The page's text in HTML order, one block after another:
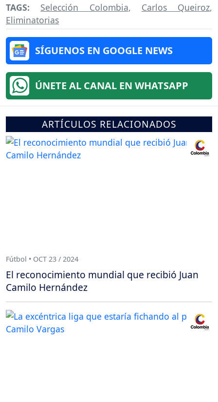
TAGS: Selección Colombia, Carlos Queiroz,
Eliminatorias
SÍGUENOS EN GOOGLE NEWS
ÚNETE AL CANAL EN WHATSAPP
ARTÍCULOS RELACIONADOS
Fútbol • OCT 23 / 2024
El reconocimiento mundial que recibió Juan
Camilo Hernández